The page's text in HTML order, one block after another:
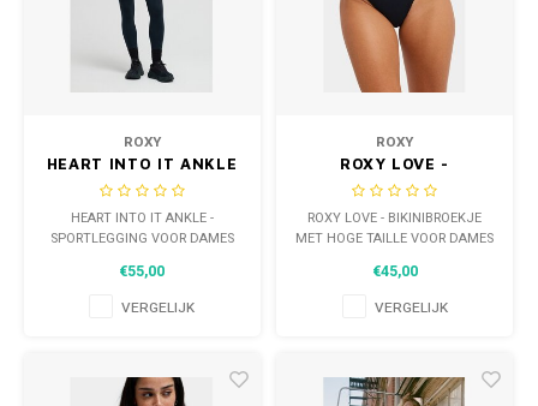
ROXY
HEART INTO IT ANKLE
- SPORTLEGGING
VOOR DAMES
HEART INTO IT ANKLE -
SPORTLEGGING VOOR DAMES
€55,00
VERGELIJK
ROXY
ROXY LOVE -
BIKINIBROEKJE MET
HOGE TAILLE VOOR
DAMES
ROXY LOVE - BIKINIBROEKJE
MET HOGE TAILLE VOOR DAMES
€45,00
VERGELIJK